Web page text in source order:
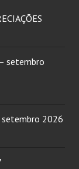
setembro
setembro 2026